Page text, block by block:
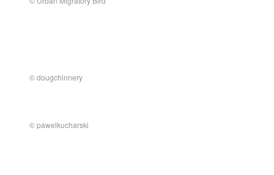
© dougchinnery
© pawelkucharski